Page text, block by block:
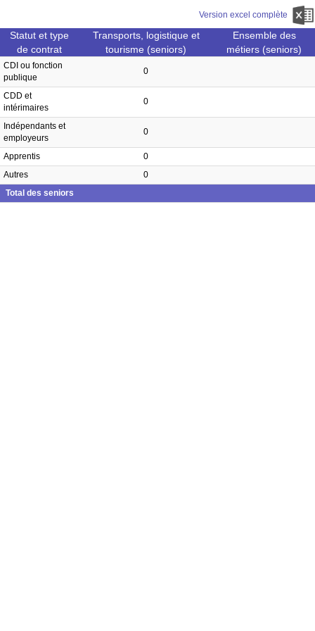
Version excel complète
Statut et type
de contrat
Transports, logistique et
tourisme (seniors)
Ensemble des
métiers (seniors)
CDI ou fonction
publique
0
CDD et
intérimaires
0
Indépendants et
employeurs
0
Apprentis
0
Autres
0
Total des seniors